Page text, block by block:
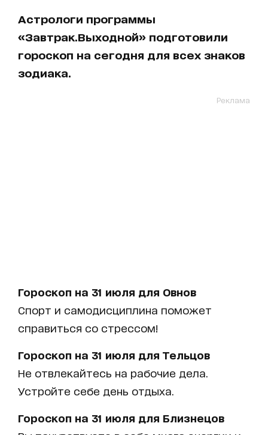
Астрологи программы
«Завтрак.Выходной» подготовили
гороскоп на сегодня для всех знаков
зодиака.
Реклама
Гороскоп на 31 июля для Овнов
Спорт и самодисциплина поможет
справиться со стрессом!
Гороскоп на 31 июля для Тельцов
Не отвлекайтесь на рабочие дела.
Устройте себе день отдыха.
Гороскоп на 31 июля для Близнецов